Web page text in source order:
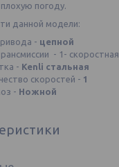
погоду.
данной модели:
- цепной
- 1- скоростная
- Kenli стальная
скоростей - 1
- Ножной